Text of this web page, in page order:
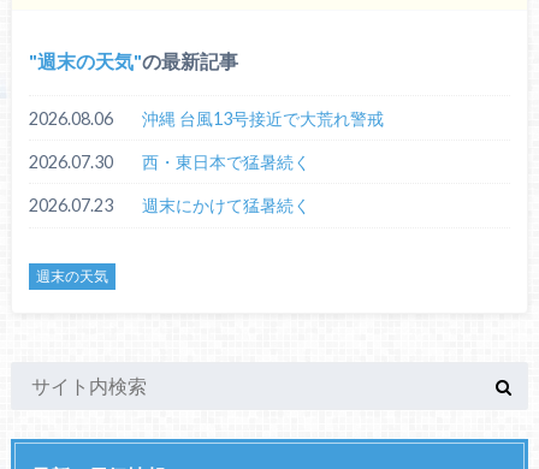
週末の天気 の最新記事
2026.08.06 沖縄 台風13号接近で大荒れ警戒
2026.07.30 西・東日本で猛暑続く
2026.07.23 週末にかけて猛暑続く
週末の天気